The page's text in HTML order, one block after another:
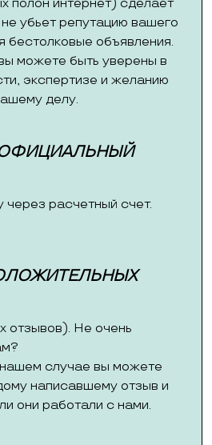
полон интернет) сделает
убьет репутацию вашего
бестолковые объявления.
можете быть уверены в
экспертизе и желанию
делу.
через расчетный счет.
отзывов). Не очень
случае вы можете
написавшему отзыв и
они работали с нами.